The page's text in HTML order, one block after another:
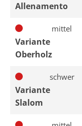
Allenamento
Variante
Oberholz
mittel
Variante
Slalom
schwer